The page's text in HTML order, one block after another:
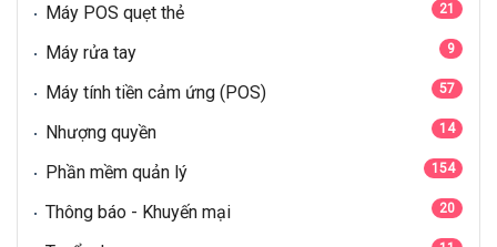
Máy POS quẹt thẻ 21
Máy rửa tay 9
Máy tính tiền cảm ứng (POS) 57
Nhượng quyền 14
Phần mềm quản lý 154
Thông báo - Khuyến mại 20